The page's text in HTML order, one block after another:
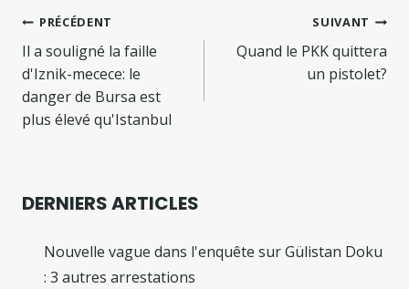
Navigation
de
l’article
PRÉCÉDENT
Il a souligné la faille
d'Iznik-mecece: le
danger de Bursa est
plus élevé qu'Istanbul
SUIVANT
Quand le PKK quittera
un pistolet?
DERNIERS ARTICLES
Nouvelle vague dans l'enquête sur Gülistan Doku
: 3 autres arrestations